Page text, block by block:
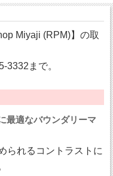
Miyaji (RPM)】の取
3332まで。
最適なバウンダリーマ
られるコントラストに